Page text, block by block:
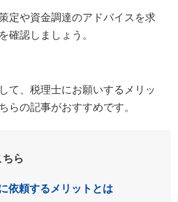
定や資金調達のアドバイスを求
確認しましょう。
て、税理士にお願いするメリッ
らの記事がおすすめです。
ら
依頼するメリットとは